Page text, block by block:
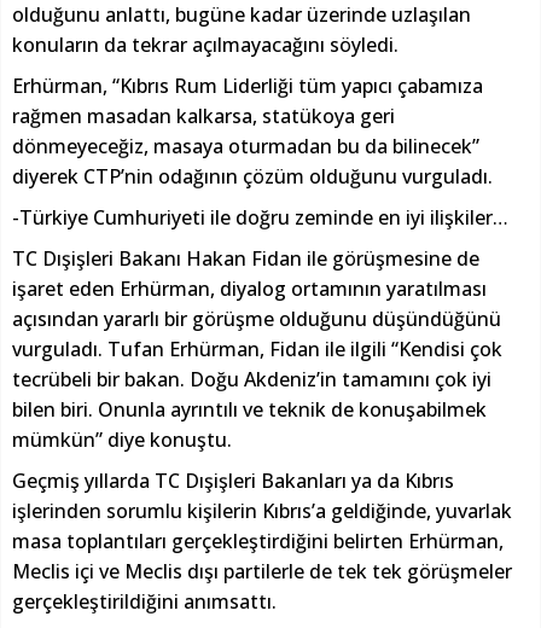
olduğunu anlattı, bugüne kadar üzerinde uzlaşılan
konuların da tekrar açılmayacağını söyledi.
Erhürman, “Kıbrıs Rum Liderliği tüm yapıcı çabamıza
rağmen masadan kalkarsa, statükoya geri
dönmeyeceğiz, masaya oturmadan bu da bilinecek”
diyerek CTP’nin odağının çözüm olduğunu vurguladı.
-Türkiye Cumhuriyeti ile doğru zeminde en iyi ilişkiler…
TC Dışişleri Bakanı Hakan Fidan ile görüşmesine de
işaret eden Erhürman, diyalog ortamının yaratılması
açısından yararlı bir görüşme olduğunu düşündüğünü
vurguladı. Tufan Erhürman, Fidan ile ilgili “Kendisi çok
tecrübeli bir bakan. Doğu Akdeniz’in tamamını çok iyi
bilen biri. Onunla ayrıntılı ve teknik de konuşabilmek
mümkün” diye konuştu.
Geçmiş yıllarda TC Dışişleri Bakanları ya da Kıbrıs
işlerinden sorumlu kişilerin Kıbrıs’a geldiğinde, yuvarlak
masa toplantıları gerçekleştirdiğini belirten Erhürman,
Meclis içi ve Meclis dışı partilerle de tek tek görüşmeler
gerçekleştirildiğini anımsattı.